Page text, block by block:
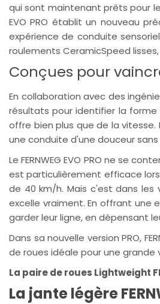
qui sont maintenant prêts pour le
EVO PRO établit un nouveau
expérience de conduite
roulements CeramicSpeed
Conçues pour
En collaboration avec des
résultats pour identifier la
offre bien plus que de la
une conduite d'une douceur
Le FERNWEG EVO PRO ne se
est particulièrement efficace
de 40 km/h. Mais c'est dans les
excelle vraiment. En offrant
garder leur ligne, en dépensant
Dans sa nouvelle version PRO,
de roues idéale pour une
La paire de roues Lightweight
La jante légère